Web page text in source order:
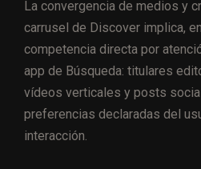
La convergencia de medios y
carrusel de Discover implica,
competencia directa por
app de Búsqueda: titulares
vídeos verticales y posts
preferencias declaradas del
interacción.